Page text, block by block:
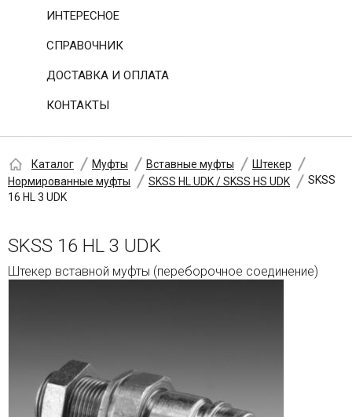
ИНТЕРЕСНОЕ
СПРАВОЧНИК
ДОСТАВКА И ОПЛАТА
КОНТАКТЫ
Каталог Муфты Вставные муфты
Штекер
Нормированные муфты
SKSS HL UDK / SKSS HS UDK
SKSS
16 HL 3 UDK
SKSS 16 HL 3 UDK
Штекер вставной муфты (переборочное соединение)